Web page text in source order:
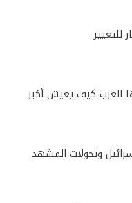
للتغيير
العرب كيف يعيش أكبر
وتحولات المشهد